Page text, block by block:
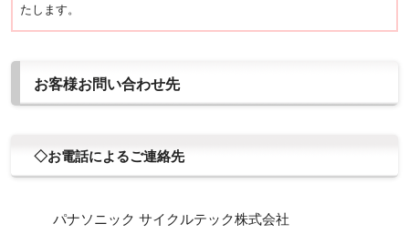
たします。
お客様お問い合わせ先
◇お電話によるご連絡先
パナソニック サイクルテック株式会社